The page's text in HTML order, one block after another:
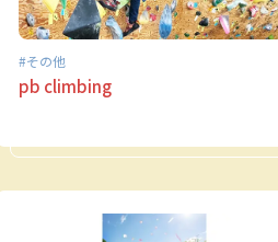
その他
pb climbing